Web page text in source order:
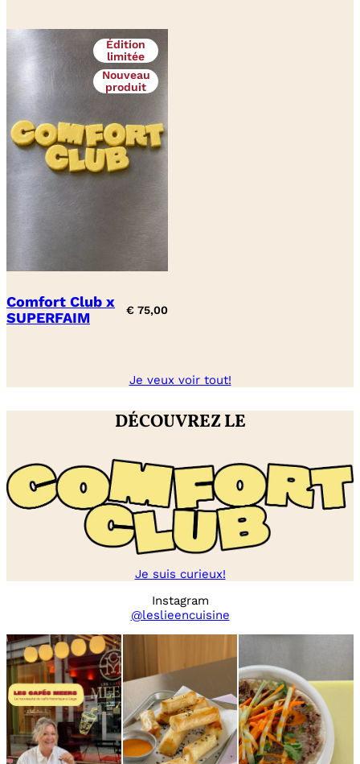
Édition
limitée
Nouveau
produit
Comfort Club x
SUPERFAIM
€ 75,00
Je veux voir tout!
DÉCOUVREZ LE
Je suis curieux!
Instagram
@leslieencuisine